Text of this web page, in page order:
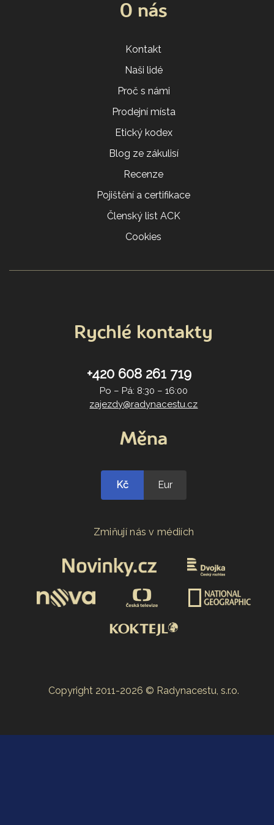
O nás
Kontakt
Naši lidé
Proč s námi
Prodejní místa
Etický kodex
Blog ze zákulisí
Recenze
Pojištění a certifikace
Členský list ACK
Cookies
Rychlé kontakty
+420 608 261 719
Po – Pá: 8:30 – 16:00
zajezdy@radynacestu.cz
Měna
Kč Eur
Zmiňují nás v médiích
Copyright 2011-2026 © Radynacestu, s.r.o.